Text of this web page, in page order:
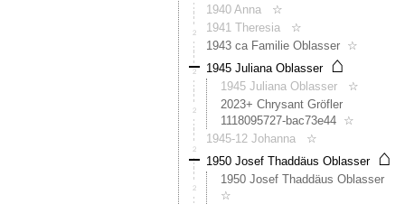
(1821
1940 Anna
☆
1941 Theresia
☆
1943 ca Familie Oblasser
☆
1945 Juliana Oblasser
⌂
1945 Juliana Oblasser
☆
2023+ Chrysant Gröfler
1118095727-bac73e44
☆
1945-12 Johanna
☆
1950 Josef Thaddäus Oblasser
⌂
1950 Josef Thaddäus Oblasser
☆